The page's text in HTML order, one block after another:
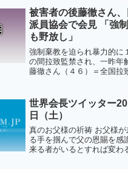
周年が過ぎて、いま...
被害者の後藤徹さん
派員協会で会見 「強
も野放し」
強制棄教を迫られ暴力的に
の間拉致監禁され、一昨年
藤徹さん（４６）＝全国拉
し、「拉致監禁による強制
放しになっており、憂慮に
世界会長ツイッター
日（土）
真のお父様の祈祷 お父様
る手を掴んで父の恩賜を感
来る者がいるとすれば変わ